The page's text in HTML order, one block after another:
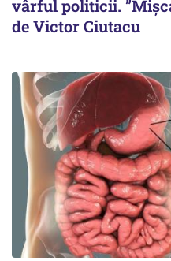
vârful politicii.
de Victor Ciutacu